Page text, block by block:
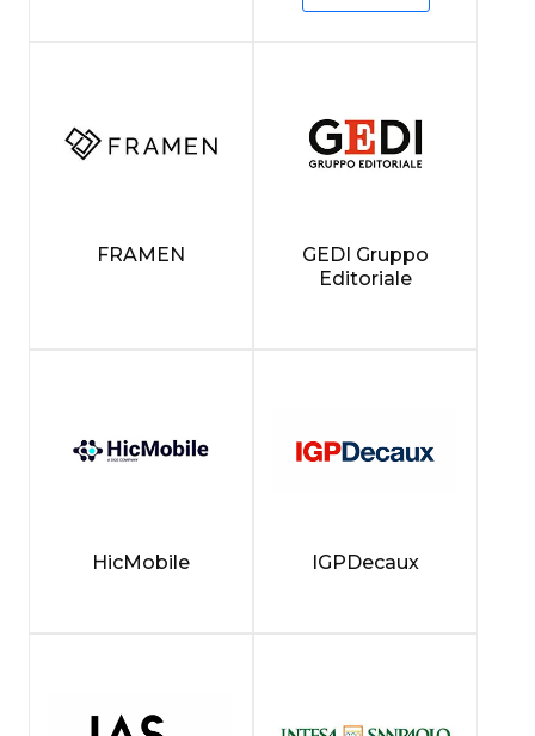
FRAMEN
GEDI Gruppo
Editoriale
HicMobile IGPDecaux